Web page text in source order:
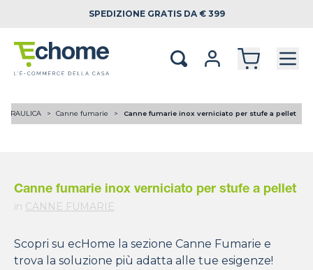
SPEDIZIONE GRATIS DA € 399
Canne fumarie Canne fumarie inox verniciato per stufe a pellet
Canne fumarie inox verniciato per stufe a pellet
in CANNE FUMARIE
Scopri su ecHome la sezione Canne Fumarie e
trova la soluzione più adatta alle tue esigenze!